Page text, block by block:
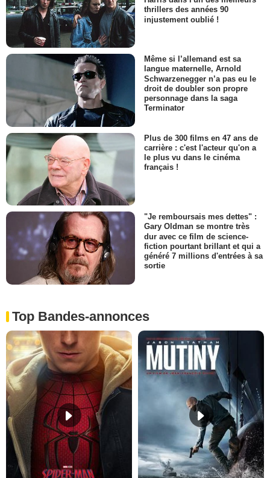
thrillers des années 90
injustement oublié !
Même si l’allemand est sa
langue maternelle, Arnold
Schwarzenegger n’a pas eu le
droit de doubler son propre
personnage dans la saga
Terminator
Plus de 300 films en 47 ans de
carrière : c'est l'acteur qu'on a
le plus vu dans le cinéma
français !
"Je remboursais mes dettes" :
Gary Oldman se montre très
dur avec ce film de science-
fiction pourtant brillant et qui a
généré 7 millions d'entrées à sa
sortie
Top Bandes-annonces